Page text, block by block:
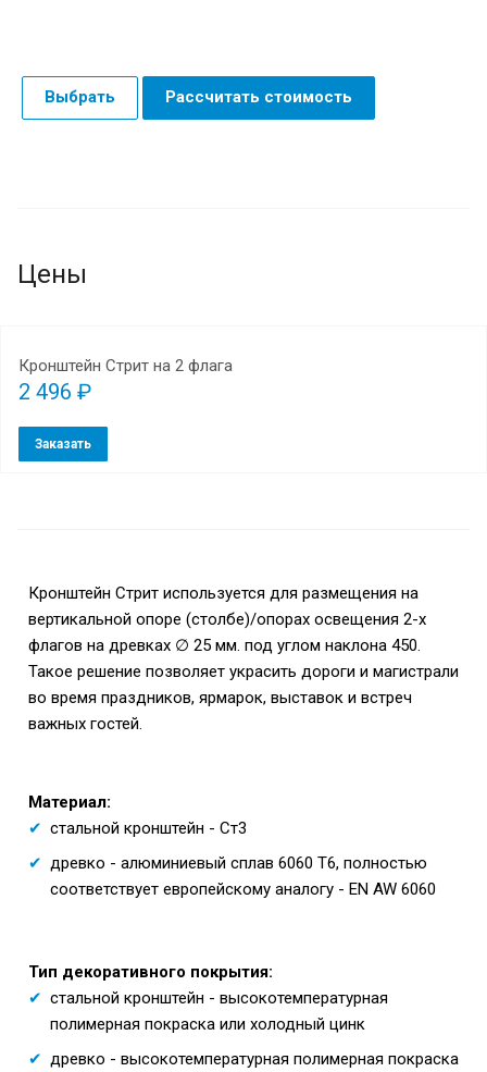
Выбрать Рассчитать стоимость
Цены
Кронштейн Стрит на 2 флага
2 496 ₽
Заказать
Кронштейн Стрит используется для размещения на
вертикальной опоре (столбе)/опорах освещения 2-х
флагов на древках ∅ 25 мм. под углом наклона 450.
Такое решение позволяет украсить дороги и магистрали
во время праздников, ярмарок, выставок и встреч
важных гостей.
Материал:
стальной кронштейн - Ст3
древко - алюминиевый сплав 6060 T6, полностью
соответствует европейскому аналогу - EN AW 6060
Тип декоративного покрытия:
стальной кронштейн - высокотемпературная
полимерная покраска или холодный цинк
древко - высокотемпературная полимерная покраска